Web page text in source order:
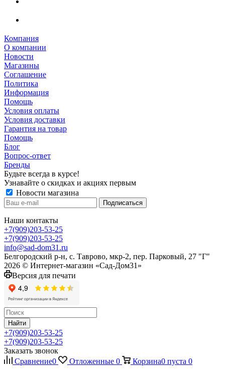
Компания
О компании
Новости
Магазины
Соглашение
Политика
Информация
Помощь
Условия оплаты
Условия доставки
Гарантия на товар
Помощь
Блог
Вопрос-ответ
Бренды
Будьте всегда в курсе!
Узнавайте о скидках и акциях первым
Новости магазина
Наши контакты
+7(909)203-53-25
+7(909)203-53-25
info@sad-dom31.ru
Белгородский р-н, с. Таврово, мкр-2, пер. Парковый, 27 "Г"
2026 © Интернет-магазин «Сад-Дом31»
Версия для печати
Найти
+7(909)203-53-25
+7(909)203-53-25
Заказать звонок
Сравнение0 Отложенные 0 Корзина0 пуста 0